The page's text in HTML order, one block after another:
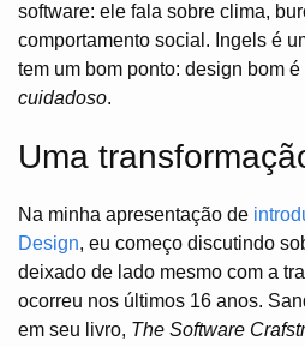
software: ele fala sobre clima,
comportamento social. Ingels é
tem um bom ponto: design bom é
cuidadoso.
Uma
Na minha apresentação de
Design, eu começo discutindo
deixado de lado mesmo com a
ocorreu nos últimos 16 anos.
em seu livro, The Software